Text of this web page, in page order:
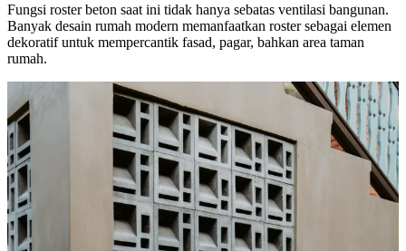
Fungsi roster beton saat ini tidak hanya sebatas ventilasi bangunan.
Banyak desain rumah modern memanfaatkan roster sebagai elemen
dekoratif untuk mempercantik fasad, pagar, bahkan area taman
rumah.